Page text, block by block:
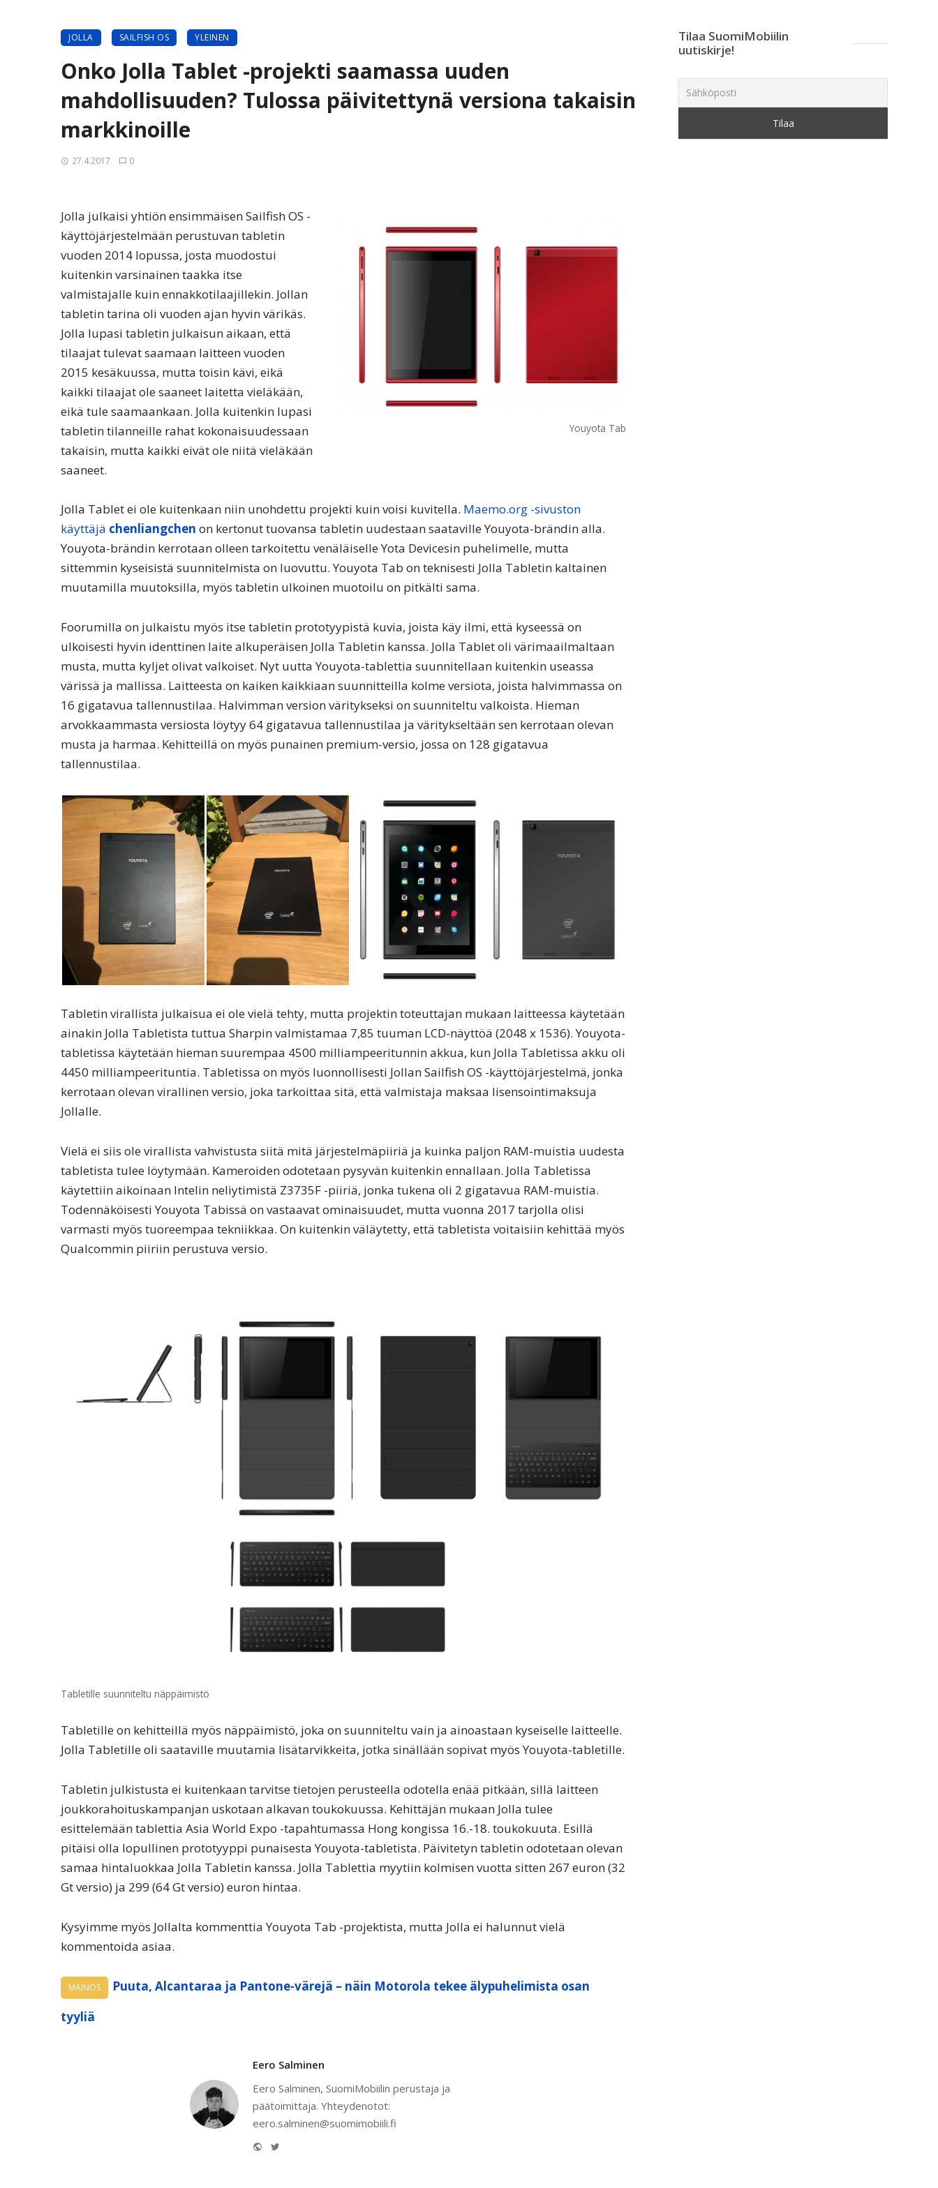
JOLLA SAILFISH OS YLEINEN
Onko Jolla Tablet -projekti saamassa uuden
mahdollisuuden? Tulossa päivitettynä versiona takaisin
markkinoille
27.4.2017 0
Youyota Tab
Jolla julkaisi yhtiön ensimmäisen Sailfish OS -
käyttöjärjestelmään perustuvan tabletin
vuoden 2014 lopussa, josta muodostui
kuitenkin varsinainen taakka itse
valmistajalle kuin ennakkotilaajillekin. Jollan
tabletin tarina oli vuoden ajan hyvin värikäs.
Jolla lupasi tabletin julkaisun aikaan, että
tilaajat tulevat saamaan laitteen vuoden
2015 kesäkuussa, mutta toisin kävi, eikä
kaikki tilaajat ole saaneet laitetta vieläkään,
eikä tule saamaankaan. Jolla kuitenkin lupasi
tabletin tilanneille rahat kokonaisuudessaan
takaisin, mutta kaikki eivät ole niitä vieläkään
saaneet.
Jolla Tablet ei ole kuitenkaan niin unohdettu projekti kuin voisi kuvitella. Maemo.org -sivuston
käyttäjä chenliangchen on kertonut tuovansa tabletin uudestaan saataville Youyota-brändin alla.
Youyota-brändin kerrotaan olleen tarkoitettu venäläiselle Yota Devicesin puhelimelle, mutta
sittemmin kyseisistä suunnitelmista on luovuttu. Youyota Tab on teknisesti Jolla Tabletin kaltainen
muutamilla muutoksilla, myös tabletin ulkoinen muotoilu on pitkälti sama.
Foorumilla on julkaistu myös itse tabletin prototyypistä kuvia, joista käy ilmi, että kyseessä on
ulkoisesti hyvin identtinen laite alkuperäisen Jolla Tabletin kanssa. Jolla Tablet oli värimaailmaltaan
musta, mutta kyljet olivat valkoiset. Nyt uutta Youyota-tablettia suunnitellaan kuitenkin useassa
värissä ja mallissa. Laitteesta on kaiken kaikkiaan suunnitteilla kolme versiota, joista halvimmassa on
16 gigatavua tallennustilaa. Halvimman version väritykseksi on suunniteltu valkoista. Hieman
arvokkaammasta versiosta löytyy 64 gigatavua tallennustilaa ja väritykseltään sen kerrotaan olevan
musta ja harmaa. Kehitteillä on myös punainen premium-versio, jossa on 128 gigatavua
tallennustilaa.
Tabletin virallista julkaisua ei ole vielä tehty, mutta projektin toteuttajan mukaan laitteessa käytetään
ainakin Jolla Tabletista tuttua Sharpin valmistamaa 7,85 tuuman LCD-näyttöä (2048 x 1536). Youyota-
tabletissa käytetään hieman suurempaa 4500 milliampeeritunnin akkua, kun Jolla Tabletissa akku oli
4450 milliampeerituntia. Tabletissa on myös luonnollisesti Jollan Sailfish OS -käyttöjärjestelmä, jonka
kerrotaan olevan virallinen versio, joka tarkoittaa sitä, että valmistaja maksaa lisensointimaksuja
Jollalle.
Vielä ei siis ole virallista vahvistusta siitä mitä järjestelmäpiiriä ja kuinka paljon RAM-muistia uudesta
tabletista tulee löytymään. Kameroiden odotetaan pysyvän kuitenkin ennallaan. Jolla Tabletissa
käytettiin aikoinaan Intelin neliytimistä Z3735F -piiriä, jonka tukena oli 2 gigatavua RAM-muistia.
Todennäköisesti Youyota Tabissä on vastaavat ominaisuudet, mutta vuonna 2017 tarjolla olisi
varmasti myös tuoreempaa tekniikkaa. On kuitenkin väläytetty, että tabletista voitaisiin kehittää myös
Qualcommin piiriin perustuva versio.
Tabletille suunniteltu näppäimistö
Tabletille on kehitteillä myös näppäimistö, joka on suunniteltu vain ja ainoastaan kyseiselle laitteelle.
Jolla Tabletille oli saataville muutamia lisätarvikkeita, jotka sinällään sopivat myös Youyota-tabletille.
Tabletin julkistusta ei kuitenkaan tarvitse tietojen perusteella odotella enää pitkään, sillä laitteen
joukkorahoituskampanjan uskotaan alkavan toukokuussa. Kehittäjän mukaan Jolla tulee
esittelemään tablettia Asia World Expo -tapahtumassa Hong kongissa 16.-18. toukokuuta. Esillä
pitäisi olla lopullinen prototyyppi punaisesta Youyota-tabletista. Päivitetyn tabletin odotetaan olevan
samaa hintaluokkaa Jolla Tabletin kanssa. Jolla Tablettia myytiin kolmisen vuotta sitten 267 euron (32
Gt versio) ja 299 (64 Gt versio) euron hintaa.
Kysyimme myös Jollalta kommenttia Youyota Tab -projektista, mutta Jolla ei halunnut vielä
kommentoida asiaa.
MAINOS
Puuta, Alcantaraa ja Pantone-värejä – näin Motorola tekee älypuhelimista osan
tyyliä
Eero Salminen
Eero Salminen, SuomiMobiilin perustaja ja
päätoimittaja. Yhteydenotot:
eero.salminen@suomimobiili.fi
Website
Tilaa SuomiMobiilin
uutiskirje!